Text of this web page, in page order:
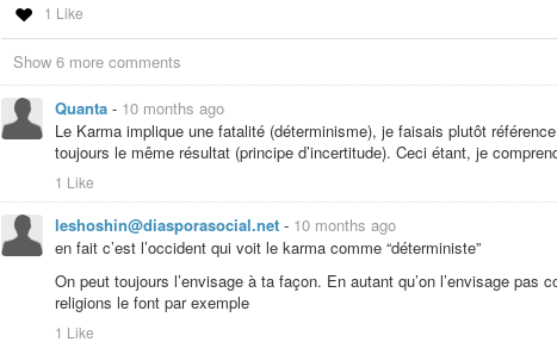
1 Like
Show 6 more comments
Quanta - 10 months ago
Le Karma implique une fatalité (déterminisme), je faisais plutôt
toujours le même résultat (principe d’incertitude). Ceci étant, je
1 Like
leshoshin@diasporasocial.net - 10 months ago
en fait c’est l’occident qui voit le karma comme “déterministe”
On peut toujours l’envisage à ta façon. En autant qu’on l’envisage pas
religions le font par exemple
1 Like